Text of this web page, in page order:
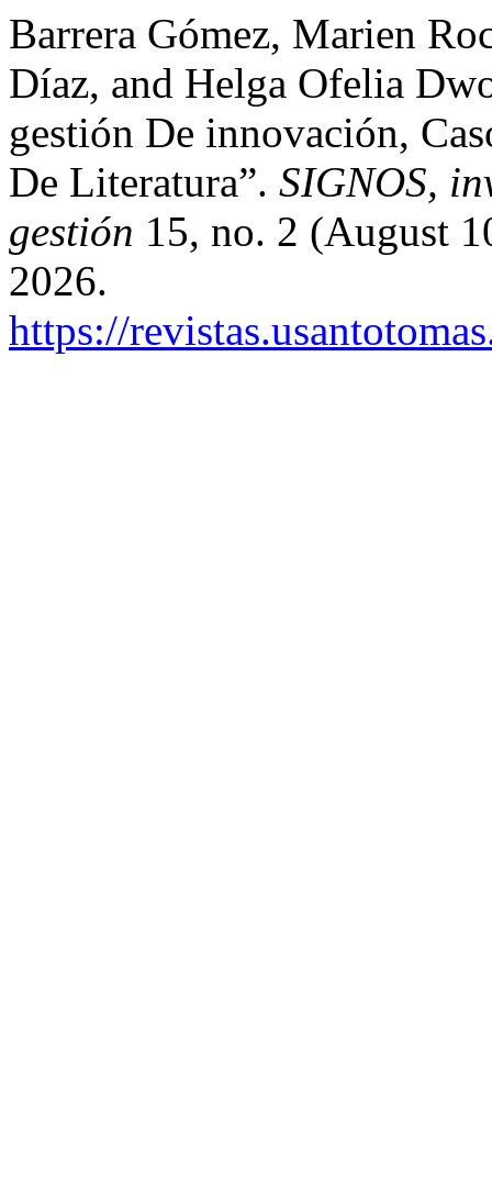
Barrera Gómez, Marien
Díaz, and Helga Ofelia
gestión De innovación,
De Literatura”. SIGNOS,
gestión 15, no. 2 (August
2026.
https://